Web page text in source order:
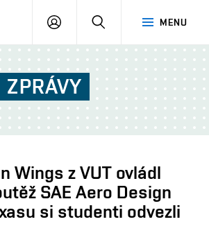
MENU
PŘIHLÁŠENÍ
ZPRÁVY
Wings z VUT ovládl
SAE Aero Design
si studenti odvezli